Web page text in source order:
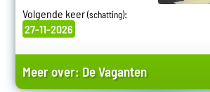
Volgende keer(schatting):
27-11-2026
Meer over: De Vaganten